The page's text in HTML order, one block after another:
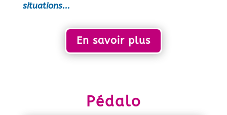
situations...
En savoir plus
Pédalo